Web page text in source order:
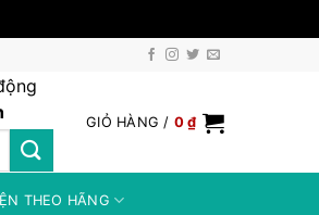
GIỎ HÀNG / 0₫
THEO HÃNG